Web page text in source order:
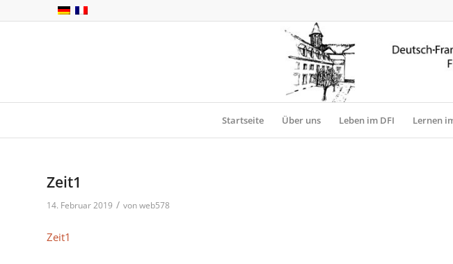
Startseite Über uns Leben im DFI Lernen
Zeit1
14. Februar 2019 / vonweb578
Zeit1